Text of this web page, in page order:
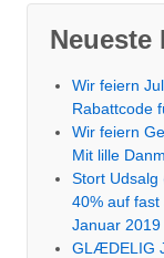
Neueste
Wir feiern
Rabattcode
Wir feiern
Mit lille
Stort
40% auf fast
Januar 2019
GLÆDELIG